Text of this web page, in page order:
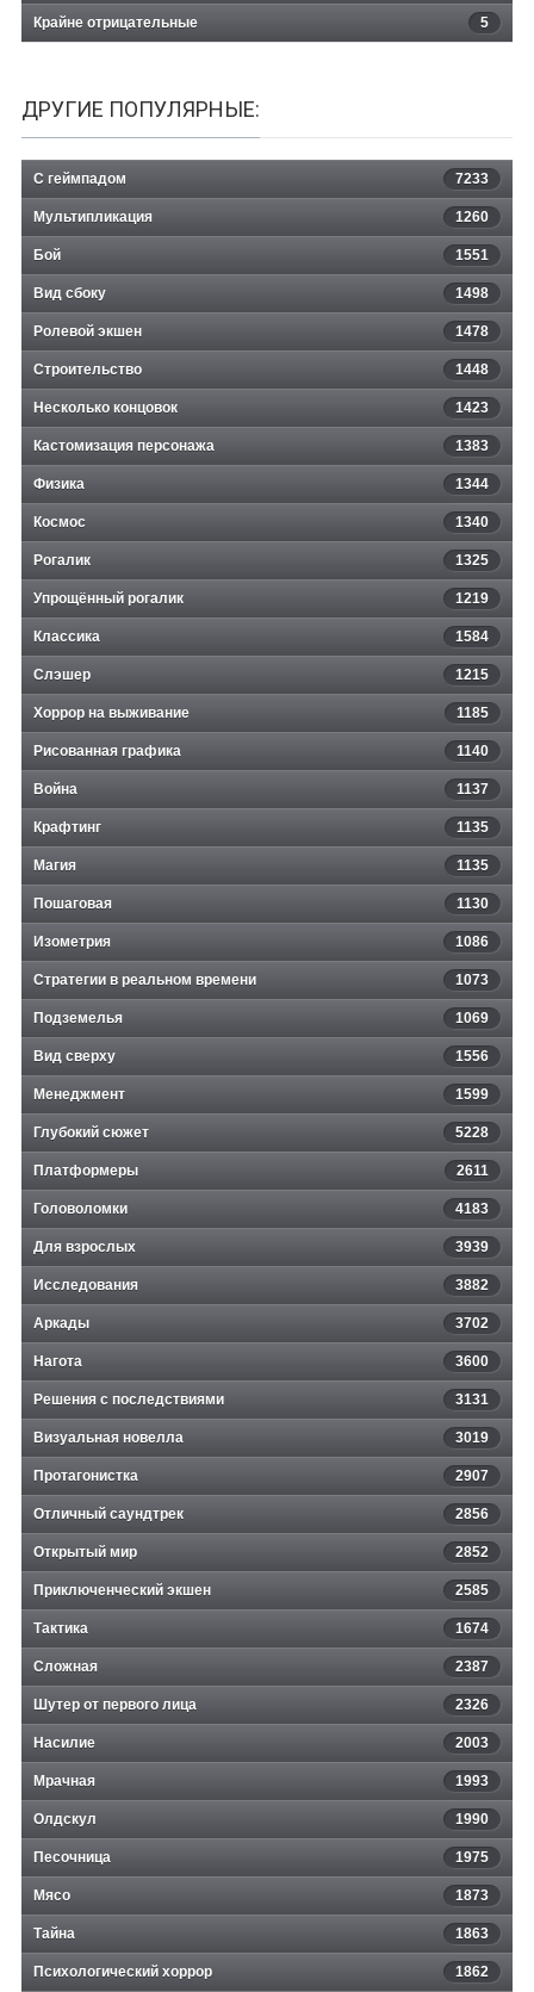
Крайне отрицательные 5
ДРУГИЕ ПОПУЛЯРНЫЕ:
С геймпадом 7233
Мультипликация 1260
Бой 1551
Вид сбоку 1498
Ролевой экшен 1478
Строительство 1448
Несколько концовок 1423
Кастомизация персонажа 1383
Физика 1344
Космос 1340
Рогалик 1325
Упрощённый рогалик 1219
Классика 1584
Слэшер 1215
Хоррор на выживание 1185
Рисованная графика 1140
Война 1137
Крафтинг 1135
Магия 1135
Пошаговая 1130
Изометрия 1086
Стратегии в реальном времени 1073
Подземелья 1069
Вид сверху 1556
Менеджмент 1599
Глубокий сюжет 5228
Платформеры 2611
Головоломки 4183
Для взрослых 3939
Исследования 3882
Аркады 3702
Нагота 3600
Решения с последствиями 3131
Визуальная новелла 3019
Протагонистка 2907
Отличный саундтрек 2856
Открытый мир 2852
Приключенческий экшен 2585
Тактика 1674
Сложная 2387
Шутер от первого лица 2326
Насилие 2003
Мрачная 1993
Олдскул 1990
Песочница 1975
Мясо 1873
Тайна 1863
Психологический хоррор 1862